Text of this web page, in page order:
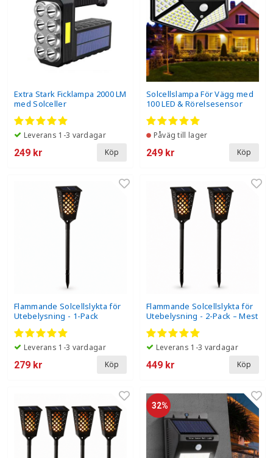
Extra Stark Ficklampa 2000 LM
med Solceller
Leverans 1-3 vardagar
249 kr Köp
Solcellslampa För Vägg med
100 LED & Rörelsesensor
Påväg till lager
249 kr Köp
Flammande Solcellslykta för
Utebelysning - 1-Pack
Leverans 1-3 vardagar
279 kr Köp
Flammande Solcellslykta för
Utebelysning - 2-Pack – Mest
populär
Leverans 1-3 vardagar
449 kr Köp
32%